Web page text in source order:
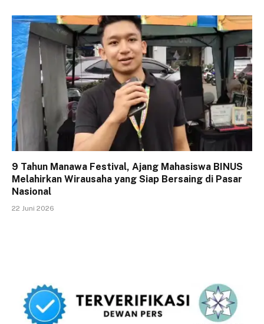
9 Tahun Manawa Festival, Ajang Mahasiswa BINUS
Melahirkan Wirausaha yang Siap Bersaing di Pasar
Nasional
22 Juni 2026